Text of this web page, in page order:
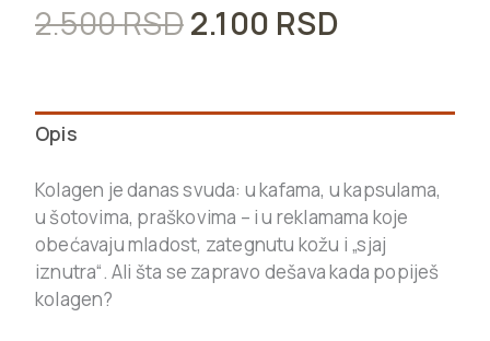
2.500RSD2.100 RSD
Opis
Kolagen je danas svuda: u kafama, u kapsulama,
u šotovima, praškovima – i u reklamama koje
obećavaju mladost, zategnutu kožu i „sjaj
iznutra“. Ali šta se zapravo dešava kada popiješ
kolagen?